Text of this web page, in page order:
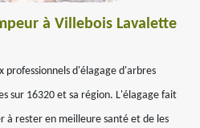
à Villebois Lavalette
professionnels d'élagage d'arbres
sur 16320 et sa région. L'élagage fait
à rester en meilleure santé et de les